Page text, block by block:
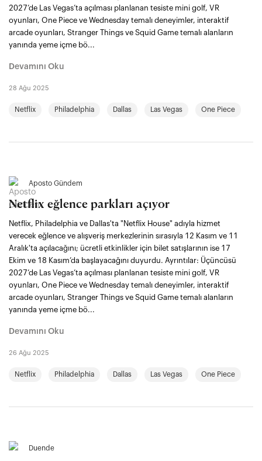
2027’de Las Vegas’ta açılması planlanan tesiste mini golf, VR
oyunları, One Piece ve Wednesday temalı deneyimler, interaktif
arcade oyunları, Stranger Things ve Squid Game temalı alanların
yanında yeme içme bö...
Devamını Oku
28 Ağu 2025
Netflix Philadelphia Dallas Las Vegas One Piece
Aposto Gündem
Netflix eğlence parkları açıyor
Netflix, Philadelphia ve Dallas'ta "Netflix House" adıyla hizmet
verecek eğlence ve alışveriş merkezlerinin sırasıyla 12 Kasım ve 11
Aralık'ta açılacağını; ücretli etkinlikler için bilet satışlarının ise 17
Ekim ve 18 Kasım’da başlayacağını duyurdu. Ayrıntılar: Üçüncüsü
2027’de Las Vegas’ta açılması planlanan tesiste mini golf, VR
oyunları, One Piece ve Wednesday temalı deneyimler, interaktif
arcade oyunları, Stranger Things ve Squid Game temalı alanların
yanında yeme içme bö...
Devamını Oku
26 Ağu 2025
Netflix Philadelphia Dallas Las Vegas One Piece
Duende